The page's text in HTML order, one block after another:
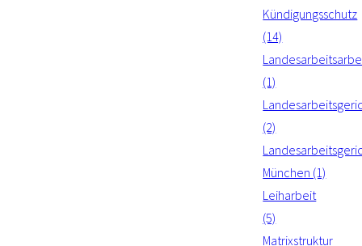
Kündigungsschutz
(14)
(1)
(2)
München (1)
Leiharbeit
(5)
Matrixstruktur